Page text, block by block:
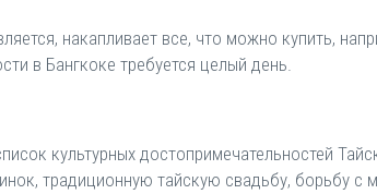
накапливает все, что можно купить,
в Бангкоке требуется целый день.
культурных достопримечательностей
традиционную тайскую свадьбу, борьбу с